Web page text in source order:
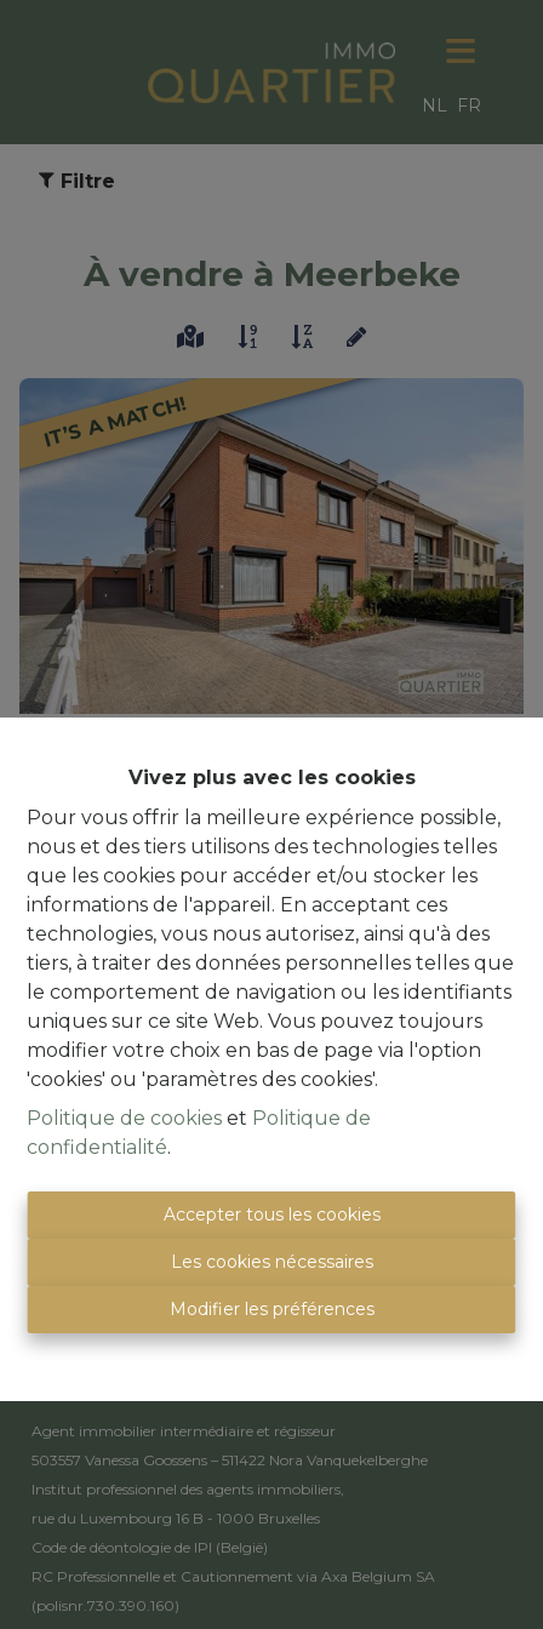
Vivez plus avec les cookies
Pour vous offrir la meilleure expérience possible,
nous et des tiers utilisons des technologies telles
que les cookies pour accéder et/ou stocker les
informations de l'appareil. En acceptant ces
technologies, vous nous autorisez, ainsi qu'à des
tiers, à traiter des données personnelles telles que
le comportement de navigation ou les identifiants
uniques sur ce site Web. Vous pouvez toujours
modifier votre choix en bas de page via l'option
'cookies' ou 'paramètres des cookies'.
Politique de cookies et Politique de
confidentialité.
Accepter tous les cookies
Les cookies nécessaires
Modifier les préférences
NL FR
Filtre
À vendre à Meerbeke
IT’S A MATCH!
avec jardin et garage
9402 Meerbeke | Ref: 778
3 1 140 m²
Alsembergsesteenweg 259
(Parking naast de deur)
Agent immobilier intermédiaire et régisseur
503557 Vanessa Goossens – 511422 Nora Vanquekelberghe
Institut professionnel des agents immobiliers,
rue du Luxembourg 16 B - 1000 Bruxelles
Code de déontologie de IPI (België)
RC Professionnelle et Cautionnement via Axa Belgium SA
(polisnr.730.390.160)